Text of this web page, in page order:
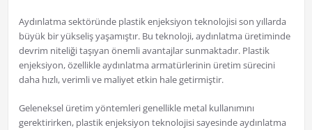
Aydınlatma sektöründe plastik enjeksiyon teknolojisi son yıllarda
büyük bir yükseliş yaşamıştır. Bu teknoloji, aydınlatma üretiminde
devrim niteliği taşıyan önemli avantajlar sunmaktadır. Plastik
enjeksiyon, özellikle aydınlatma armatürlerinin üretim sürecini
daha hızlı, verimli ve maliyet etkin hale getirmiştir.
Geleneksel üretim yöntemleri genellikle metal kullanımını
gerektirirken, plastik enjeksiyon teknolojisi sayesinde aydınlatma